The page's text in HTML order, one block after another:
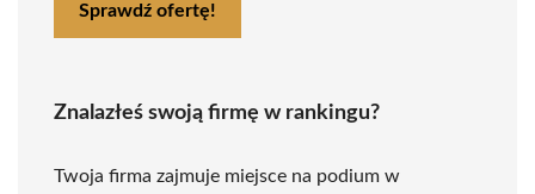
Sprawdź ofertę!
Znalazłeś swoją firmę w rankingu?
Twoja firma zajmuje miejsce na podium w